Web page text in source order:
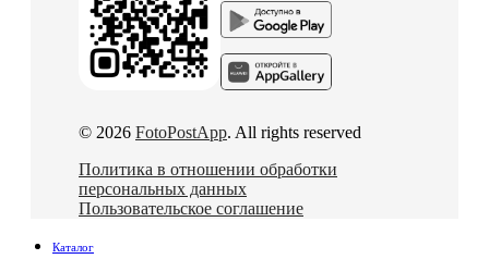
© 2026 FotoPostApp. All rights reserved
Политика в отношении обработки
персональных данных
Пользовательское соглашение
Каталог